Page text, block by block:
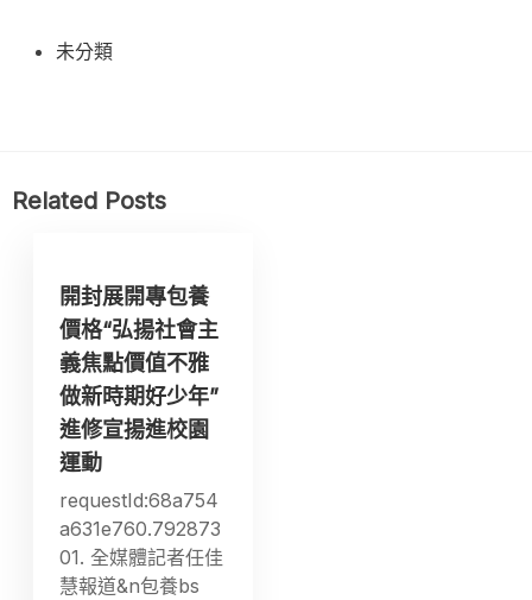
未分類
Related Posts
開封展開專包養
價格“弘揚社會主
義焦點價值不雅
做新時期好少年”
進修宣揚進校園
運動
requestId:68a754
a631e760.792873
01. 全媒體記者任佳
慧報道&n包養bs